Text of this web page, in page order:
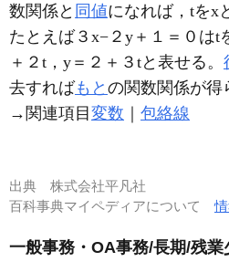
数関係と 同値になれば，tをx
たとえば３x−２y＋１＝０はt
＋２t，y＝２＋３tと表せる。
去すればもと の関数関係が得
→関連項目変数 ｜ 包絡線
出典 株式会社平凡社
百科事典マイペディアについて
一般事務・OA事務/長期/残